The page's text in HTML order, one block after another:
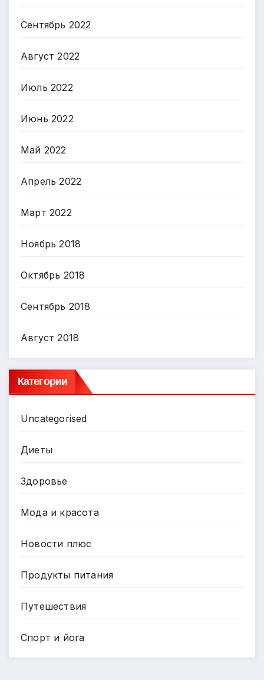
Сентябрь 2022
Август 2022
Июль 2022
Июнь 2022
Май 2022
Апрель 2022
Март 2022
Ноябрь 2018
Октябрь 2018
Сентябрь 2018
Август 2018
Категории
Uncategorised
Диеты
Здоровье
Мода и красота
Новости плюс
Продукты питания
Путешествия
Спорт и йога